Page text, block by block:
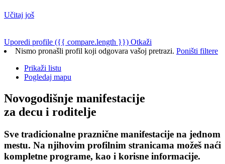
Učitaj još
Uporedi profile ({{ compare.length }}) Otkaži
Nismo pronašli profil koji odgovara vašoj pretrazi. Poništi filtere
Prikaži listu
Pogledaj mapu
Novogodišnje manifestacije
za decu i roditelje
Sve tradicionalne praznične manifestacije na jednom
mestu. Na njihovim profilnim stranicama možeš naći
kompletne programe, kao i korisne informacije.